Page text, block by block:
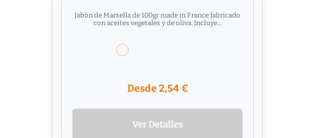
Jabón de Marsella de 100gr made in France fabricado
con aceites vegetales y de oliva. Incluye...
Desde 2,54 €
Ver Detalles